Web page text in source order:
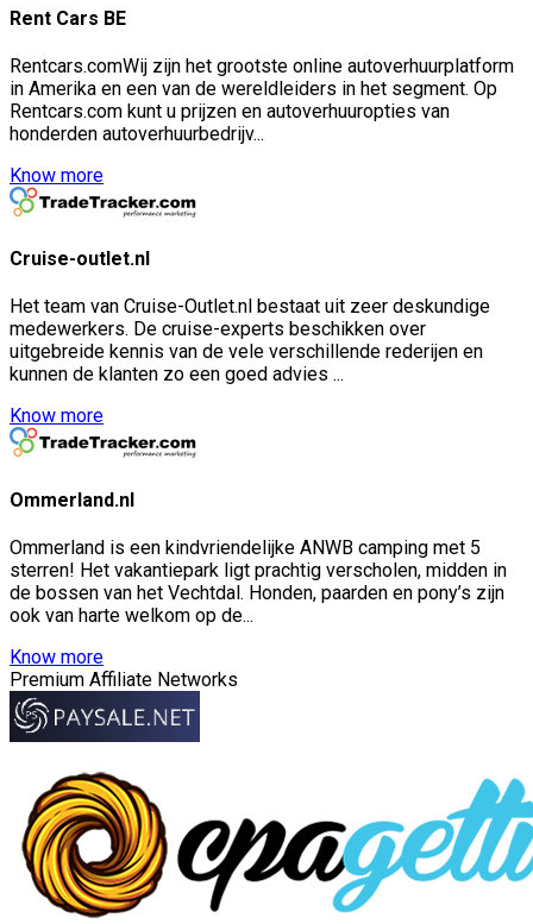
Rent Cars BE
Rentcars.comWij zijn het grootste online autoverhuurplatform
in Amerika en een van de wereldleiders in het segment. Op
Rentcars.com kunt u prijzen en autoverhuuropties van
honderden autoverhuurbedrijv...
Know more
Cruise-outlet.nl
Het team van Cruise-Outlet.nl bestaat uit zeer deskundige
medewerkers. De cruise-experts beschikken over
uitgebreide kennis van de vele verschillende rederijen en
kunnen de klanten zo een goed advies ...
Know more
Ommerland.nl
Ommerland is een kindvriendelijke ANWB camping met 5
sterren! Het vakantiepark ligt prachtig verscholen, midden in
de bossen van het Vechtdal. Honden, paarden en pony’s zijn
ook van harte welkom op de...
Know more
Premium Affiliate Networks